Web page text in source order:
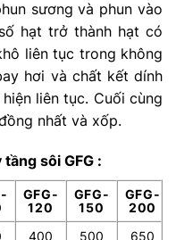
sương và phun vào
hạt trở thành hạt có
liên tục trong không
hơi và chất kết dính
liên tục. Cuối cùng
nhất và xốp.
sôi GFG :
GFG-
120
GFG-
150
GFG-
200
400 500 650